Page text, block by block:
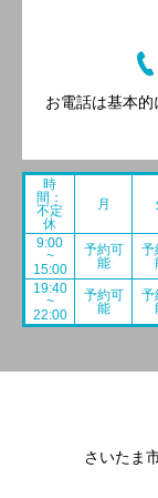
お電話は基本
時
間：
不定
休
月
9:00
~
15:00
予約可
能
予
19:40
~
22:00
予約可
能
予
さいたま